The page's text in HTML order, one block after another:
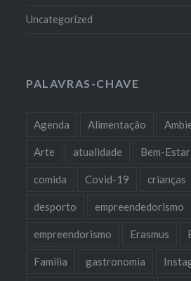
Uncategorized
PALAVRAS-CHAVE
Agenda Alimentação
Arte atualidade Bem-Estar
comida Covid-19 crianças
desporto empreendedorismo
empreendorismo Erasmus
Familia gastronomia